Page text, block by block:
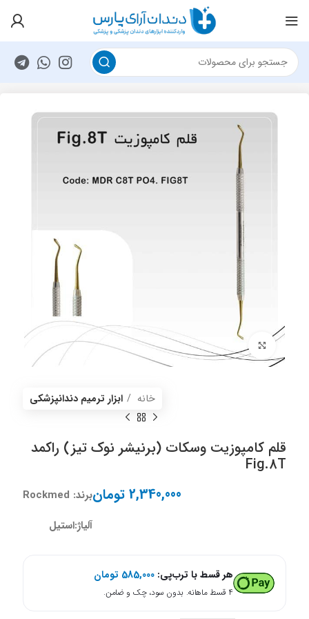
برای بزرگنمایی کلیک کنید
خانه ابزار ترمیم دندانپزشکی
قلم کامپوزیت وسکات (برنیشر نوک تیز) راکمد
Fig.8T
2,340,000 تومانبرند: Rockmed
آلیاژ:‌استیل
هر قسط با ترب‌پی: 585,000 تومان
۴ قسط ماهانه. بدون سود، چک و ضامن.